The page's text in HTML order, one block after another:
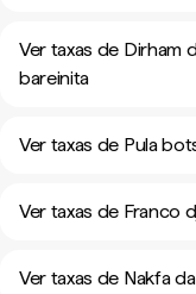
Ver taxas de Dirham
bareinita
Ver taxas de Pula
Ver taxas de Franco
Ver taxas de Nakfa